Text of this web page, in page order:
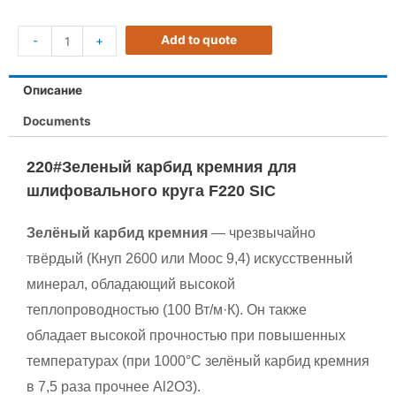
- + Add to quote
Описание
Documents
220#Зеленый карбид кремния для
шлифовального круга F220 SIC
Зелёный карбид кремния — чрезвычайно
твёрдый (Кнуп 2600 или Моос 9,4) искусственный
минерал, обладающий высокой
теплопроводностью (100 Вт/м·К). Он также
обладает высокой прочностью при повышенных
температурах (при 1000°C зелёный карбид кремния
в 7,5 раза прочнее Al2O3).